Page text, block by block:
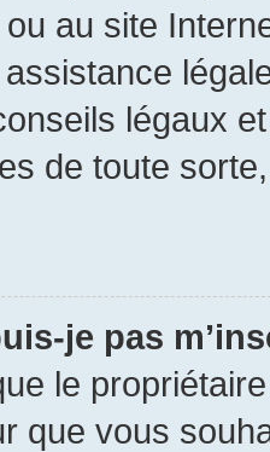
au site
légaux
de toute
je pas
le
que vous